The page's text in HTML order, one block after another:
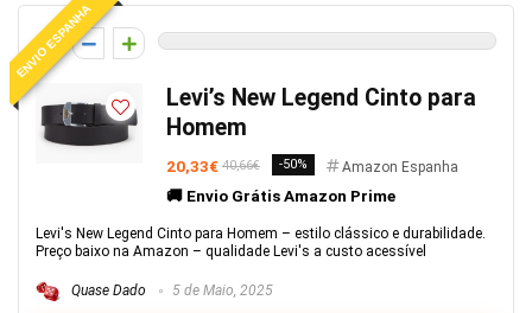
ENVIO ESPANHA
0
Levi’s New Legend Cinto para
Homem
20,33€ 40,66€ -50% Amazon Espanha
🚚 Envio Grátis Amazon Prime
Levi's New Legend Cinto para Homem – estilo clássico e durabilidade.
Preço baixo na Amazon – qualidade Levi's a custo acessível
Quase Dado 5 de Maio, 2025